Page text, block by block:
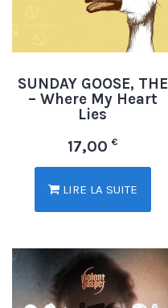
SUNDAY GOOSE, THE
– Where My Heart
Lies
17,00 €
LIRE LA SUITE